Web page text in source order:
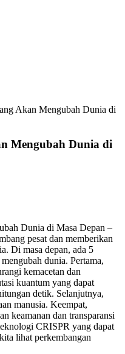
Akan Mengubah Dunia di
Mengubah Dunia di
Dunia di Masa Depan –
pesat dan memberikan
Di masa depan, ada 5
dunia. Pertama,
kemacetan dan
kuantum yang dapat
detik. Selanjutnya,
manusia. Keempat,
keamanan dan transparansi
CRISPR yang dapat
lihat perkembangan